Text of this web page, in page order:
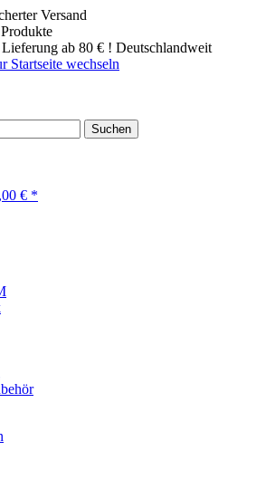
Versand
ab 80 € ! Deutschlandweit
Suchen
€ *